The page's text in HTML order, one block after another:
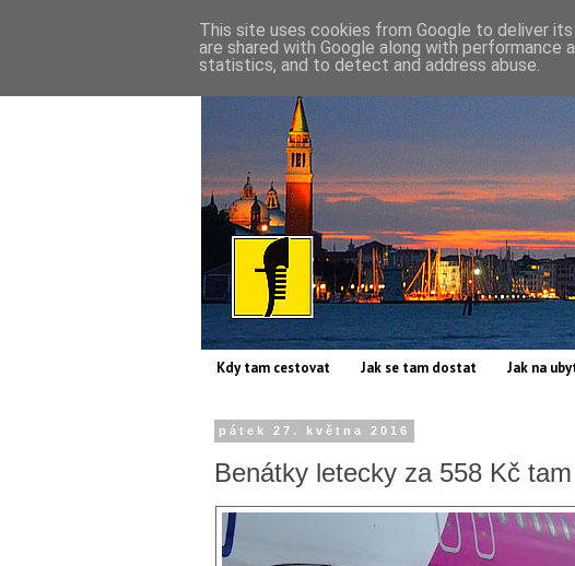
Kdy tam cestovat Jak se tam dostat Jak na
pátek 27. května 2016
Benátky letecky za 558 Kč
This site uses cookies from Google to deliver
are shared with Google along with
statistics, and to detect and address abuse.